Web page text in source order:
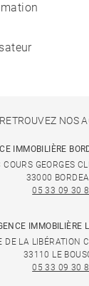
RETROUVEZ NOS
IMMOBILIÈRE
COURS GEORGES
33000
05 33 09 30
IMMOBILIÈRE
DE LA LIBÉRATION
33110 LE
05 33 09 30